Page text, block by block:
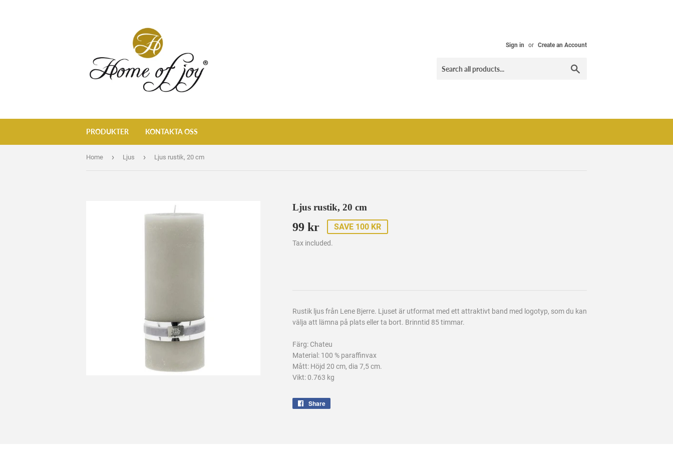
Sign in or Create an Account
PRODUKTER KONTAKTA OSS
Home › Ljus › Ljus rustik, 20 cm
Ljus rustik, 20 cm
99 kr
kr
SAVE 100 KR
Tax included.
Rustik ljus från Lene Bjerre. Ljuset är utformat med ett attraktivt band med logotyp, som du kan
välja att lämna på plats eller ta bort. Brinntid 85 timmar.
Färg: Chateu
Material: 100 % paraffinvax
Mått: Höjd 20 cm, dia 7,5 cm.
Vikt: 0.763 kg
Share